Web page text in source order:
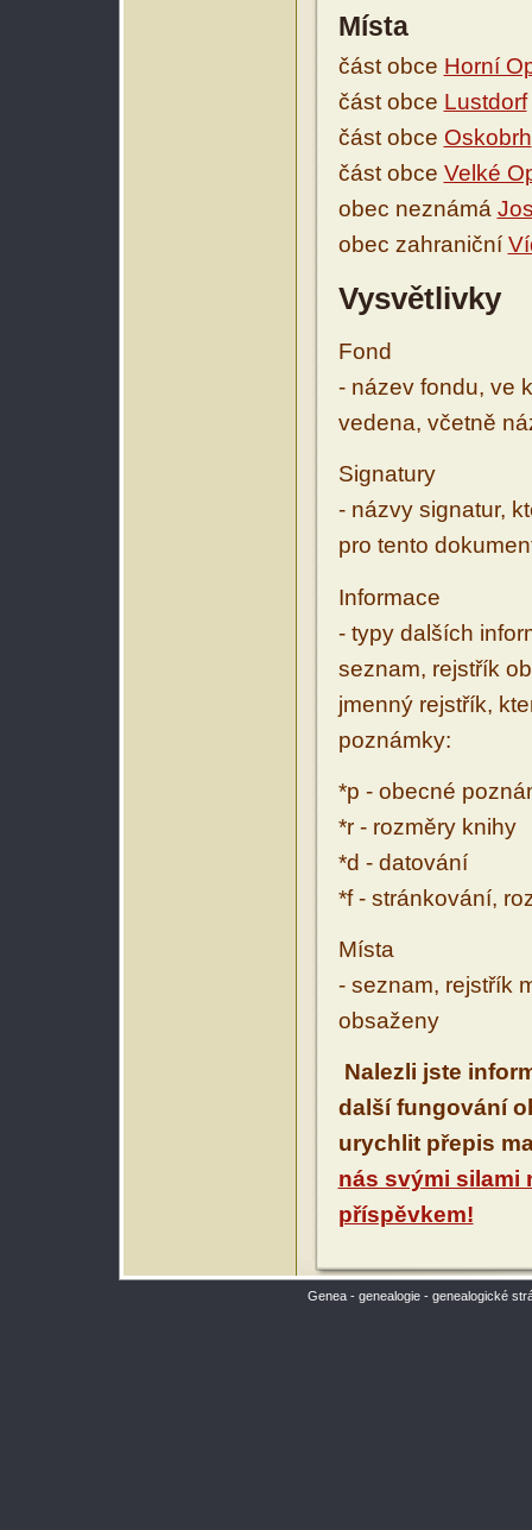
Místa
část obce Horní
část obce Lustdorf
část obce Oskobrh
část obce Velké
obec neznámá
obec zahraniční
Vysvětlivky
Fond
- název fondu, ve
vedena, včetně
Signatury
- názvy signatur,
pro tento
Informace
- typy dalších
seznam, rejstřík
jmenný rejstřík,
poznámky:
*p - obecné
*r - rozměry knihy
*d - datování
*f - stránkování,
Místa
- seznam, rejstřík
obsaženy
Nalezli jste
další fungování
urychlit přepis
nás svými silami
příspěvkem!
Genea - genealogie - genealogické